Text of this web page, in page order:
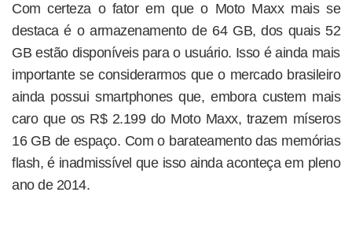
Com certeza o fator em que o Moto Maxx mais se
destaca é o armazenamento de 64 GB, dos quais 52
GB estão disponíveis para o usuário. Isso é ainda mais
importante se considerarmos que o mercado brasileiro
ainda possui smartphones que, embora custem mais
caro que os R$ 2.199 do Moto Maxx, trazem míseros
16 GB de espaço. Com o barateamento das memórias
flash, é inadmissível que isso ainda aconteça em pleno
ano de 2014.